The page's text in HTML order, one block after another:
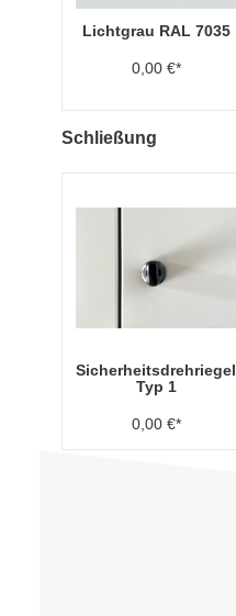
Lichtgrau RAL 7035
0,00 €*
Schließung
Sicherheitsdrehriegel
Typ 1
0,00 €*